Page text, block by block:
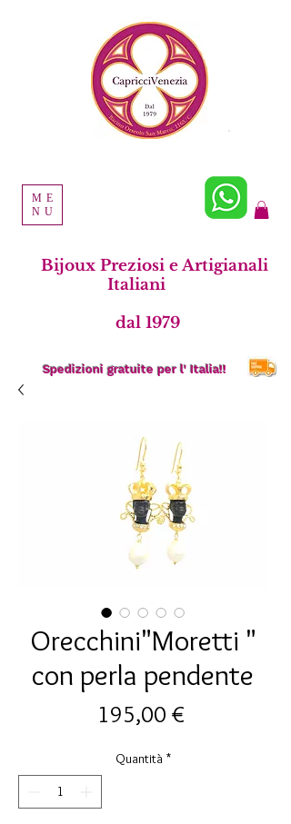
ME
NU
Bijoux Preziosi e Artigianali
Italiani
dal 1979
Spedizioni gratuite per l' Italia!!
Orecchini"Moretti "
con perla pendente
195,00 €Prezzo
Quantità *